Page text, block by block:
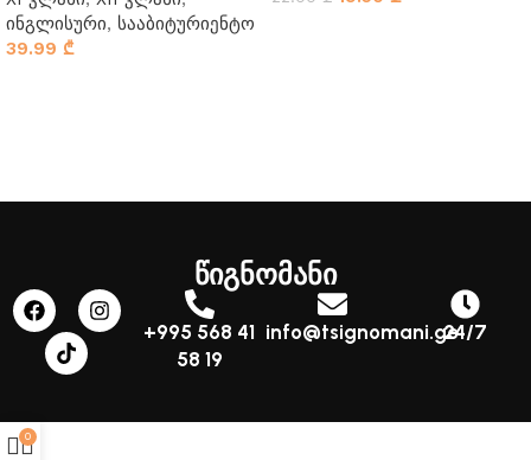
ინგლისური, სააბიტურიენტო
39.99 ₾
წიგნომანი
+995 568 41
58 19
info@tsignomani.ge24/7
0